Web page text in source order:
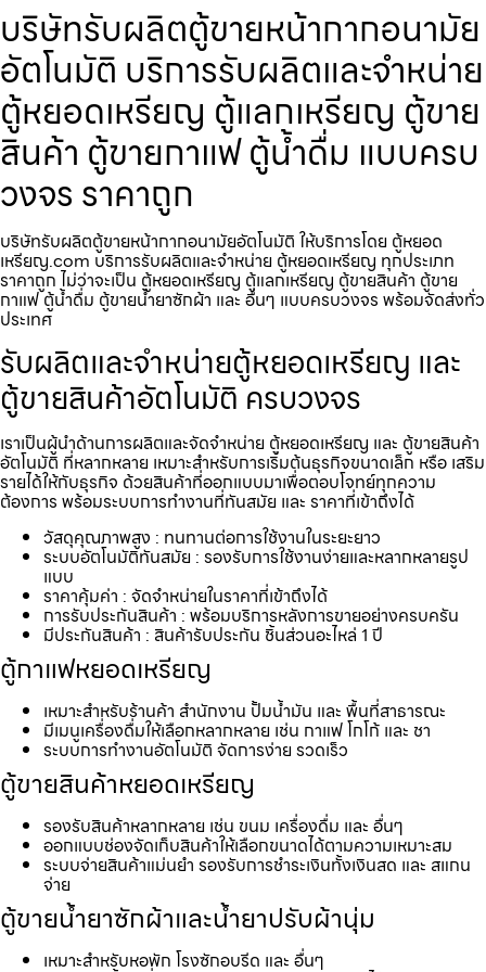
บริษัทรับผลิตตู้ขายหน้ากากอนามัย​
อัตโนมัติ บริการรับผลิตและจำหน่าย
ตู้หยอดเหรียญ ตู้แลกเหรียญ ตู้ขาย
สินค้า ตู้ขายกาแฟ ตู้น้ำดื่ม แบบครบ
วงจร ราคาถูก
บริษัทรับผลิตตู้ขายหน้ากากอนามัย​อัตโนมัติ ให้บริการโดย ตู้หยอด
เหรียญ.com บริการรับผลิตและจำหน่าย ตู้หยอดเหรียญ ทุกประเภท
ราคาถูก ไม่ว่าจะเป็น ตู้หยอดเหรียญ ตู้แลกเหรียญ ตู้ขายสินค้า ตู้ขาย
กาแฟ ตู้น้ำดื่ม ตู้ขายน้ำยาซักผ้า และ อื่นๆ แบบครบวงจร พร้อมจัดส่งทั่ว
ประเทศ
รับผลิตและจำหน่ายตู้หยอดเหรียญ และ
ตู้ขายสินค้าอัตโนมัติ ครบวงจร
เราเป็นผู้นำด้านการผลิตและจัดจำหน่าย ตู้หยอดเหรียญ และ ตู้ขายสินค้า
อัตโนมัติ ที่หลากหลาย เหมาะสำหรับการเริ่มต้นธุรกิจขนาดเล็ก หรือ เสริม
รายได้ให้กับธุรกิจ ด้วยสินค้าที่ออกแบบมาเพื่อตอบโจทย์ทุกความ
ต้องการ พร้อมระบบการทำงานที่ทันสมัย และ ราคาที่เข้าถึงได้
วัสดุคุณภาพสูง : ทนทานต่อการใช้งานในระยะยาว
ระบบอัตโนมัติทันสมัย : รองรับการใช้งานง่ายและหลากหลายรูป
แบบ
ราคาคุ้มค่า : จัดจำหน่ายในราคาที่เข้าถึงได้
การรับประกันสินค้า : พร้อมบริการหลังการขายอย่างครบครัน
มีประกันสินค้า : สินค้ารับประกัน ชิ้นส่วนอะไหล่ 1 ปี
ตู้กาแฟหยอดเหรียญ
เหมาะสำหรับร้านค้า สำนักงาน ปั้มน้ำมัน และ พื้นที่สาธารณะ
มีเมนูเครื่องดื่มให้เลือกหลากหลาย เช่น กาแฟ โกโก้ และ ชา
ระบบการทำงานอัตโนมัติ จัดการง่าย รวดเร็ว
ตู้ขายสินค้าหยอดเหรียญ
รองรับสินค้าหลากหลาย เช่น ขนม เครื่องดื่ม และ อื่นๆ
ออกแบบช่องจัดเก็บสินค้าให้เลือกขนาดได้ตามความเหมาะสม
ระบบจ่ายสินค้าแม่นยำ รองรับการชำระเงินทั้งเงินสด และ สแกน
จ่าย
ตู้ขายน้ำยาซักผ้าและน้ำยาปรับผ้านุ่ม
เหมาะสำหรับหอพัก โรงซักอบรีด และ อื่นๆ